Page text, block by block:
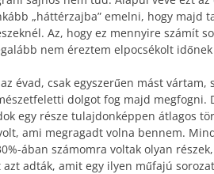
„háttérzajba” emelni, hogy majd
Az, hogy ez mennyire számít
nem éreztem elpocsékolt
évad, csak egyszerűen mást
dolgot fog majd megfogni.
egy része tulajdonképpen átlagos
ami megragadt volna bennem.
ában számomra voltak olyan
adták, amit egy ilyen műfajú